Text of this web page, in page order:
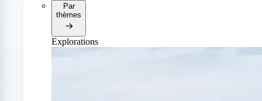
Par
thèmes
Explorations